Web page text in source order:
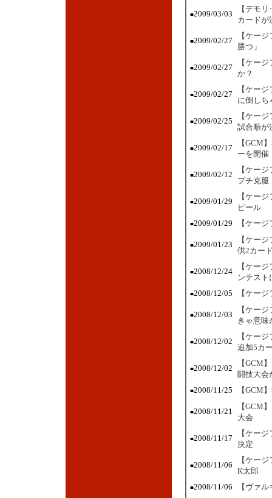
■2009/03/03
【デモ
カードが
■2009/02/27
【ケー
勝つ」
■2009/02/27
【ケー
か？
■2009/02/27
【ケー
に倒しち
■2009/02/25
【ケー
試合順が
■2009/02/17
【GCM
ーを開催
■2009/02/12
【ケー
プチ克服
■2009/01/29
【ケー
ピール
■2009/01/29 【ケー
■2009/01/23
【ケー
供2カー
■2008/12/24
【ケー
ンテスト
■2008/12/05 【ケー
■2008/12/03
【ケー
きゃ意味
■2008/12/02
【ケー
追加5カ
■2008/12/02
【GCM
闘技大会
■2008/11/25 【GCM
■2008/11/21
【GCM
大会
■2008/11/17
【ケー
決定
■2008/11/06
【ケー
K太郎
■2008/11/06 【ヴァ